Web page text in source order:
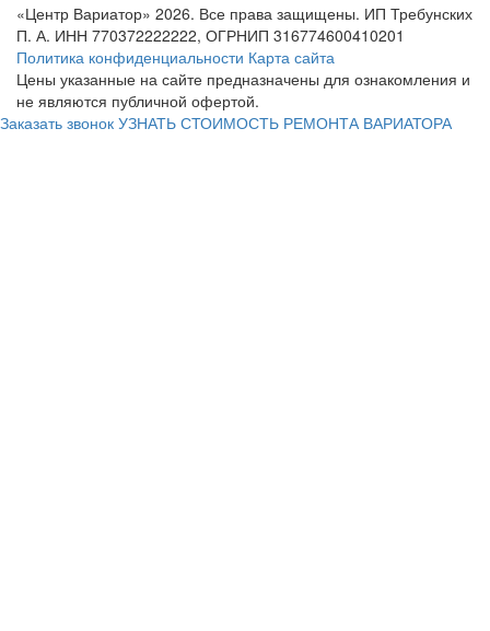
«Центр Вариатор» 2026. Все права защищены. ИП Требунских
П. А. ИНН 770372222222, ОГРНИП 316774600410201
Политика конфиденциальности Карта сайта
Цены указанные на сайте предназначены для ознакомления и
не являются публичной офертой.
Заказать звонок УЗНАТЬ СТОИМОСТЬ РЕМОНТА ВАРИАТОРА